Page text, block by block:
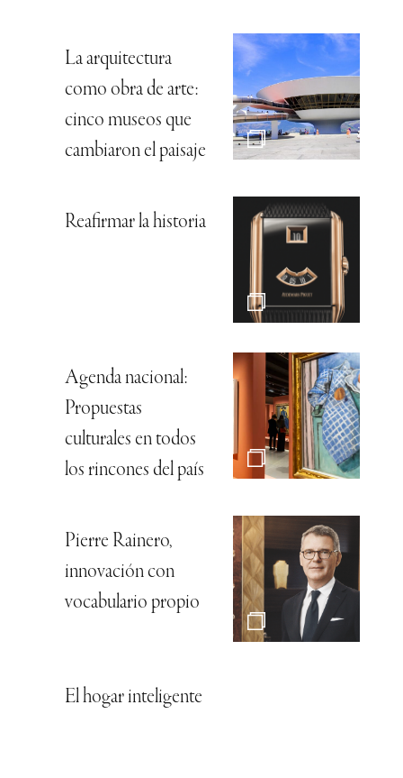
La arquitectura
como obra de arte:
cinco museos que
cambiaron el paisaje
Reafirmar la historia
Agenda nacional:
Propuestas
culturales en todos
los rincones del país
Pierre Rainero,
innovación con
vocabulario propio
El hogar inteligente